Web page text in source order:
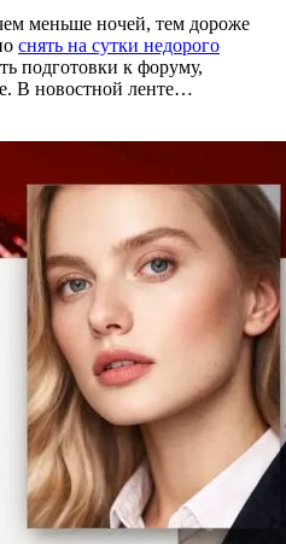
меньше ночей, тем дороже
снять на сутки недорого
подготовки к форуму,
В новостной ленте…